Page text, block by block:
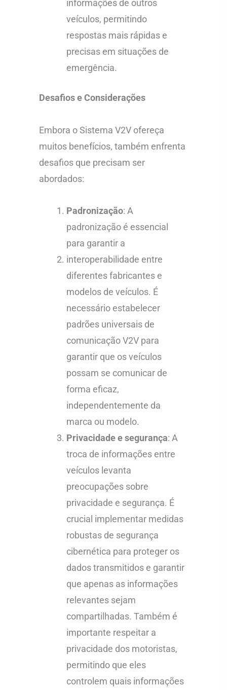
informações de outros
veículos, permitindo
respostas mais rápidas e
precisas em situações de
emergência.
Desafios e Considerações
Embora o Sistema V2V ofereça
muitos benefícios, também enfrenta
desafios que precisam ser
abordados:
Padronização: A
padronização é essencial
para garantir a
interoperabilidade entre
diferentes fabricantes e
modelos de veículos. É
necessário estabelecer
padrões universais de
comunicação V2V para
garantir que os veículos
possam se comunicar de
forma eficaz,
independentemente da
marca ou modelo.
Privacidade e segurança: A
troca de informações entre
veículos levanta
preocupações sobre
privacidade e segurança. É
crucial implementar medidas
robustas de segurança
cibernética para proteger os
dados transmitidos e garantir
que apenas as informações
relevantes sejam
compartilhadas. Também é
importante respeitar a
privacidade dos motoristas,
permitindo que eles
controlem quais informações